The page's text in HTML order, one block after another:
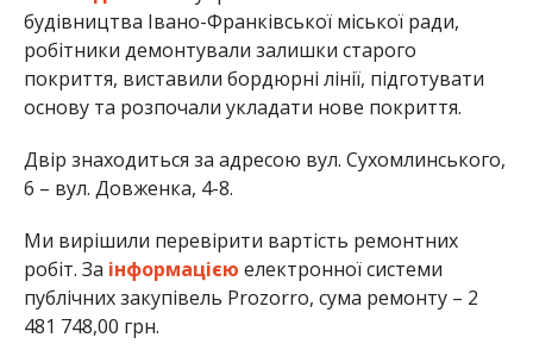
будівництва Івано-Франківської міської ради,
робітники демонтували залишки старого
покриття, виставили бордюрні лінії, підготувати
основу та розпочали укладати нове покриття.
Двір знаходиться за адресою вул. Сухомлинського,
6 – вул. Довженка, 4-8.
Ми вирішили перевірити вартість ремонтних
робіт. За інформацією електронної системи
публічних закупівель Prozorro, сума ремонту – 2
481 748,00 грн.